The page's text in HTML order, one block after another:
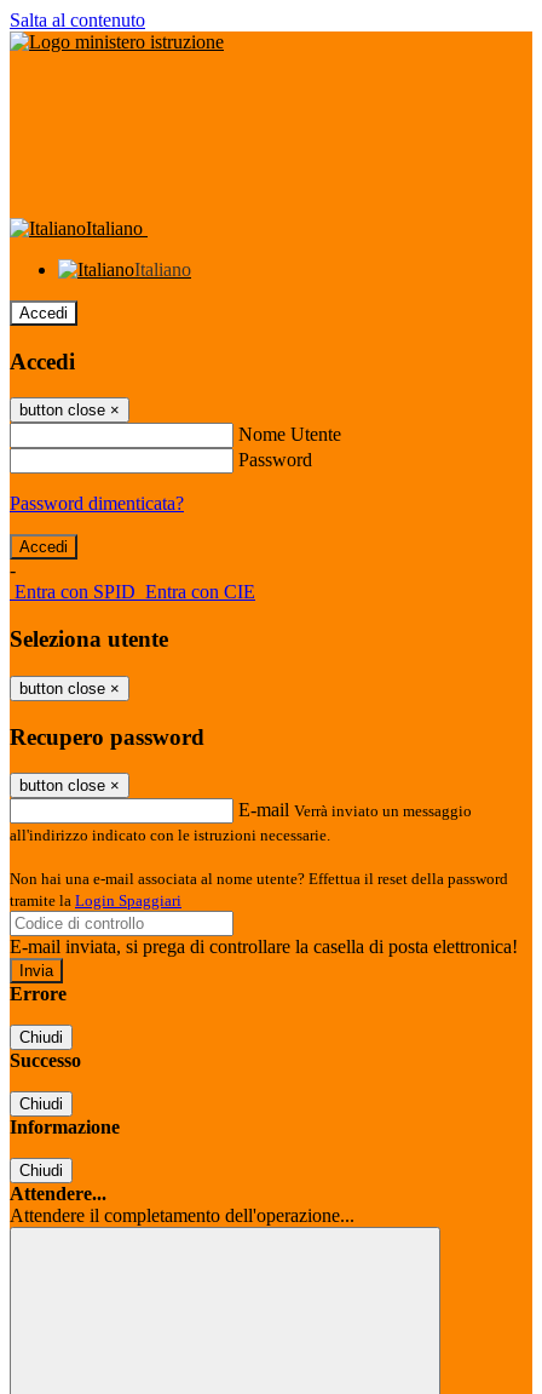
Salta al contenuto
Italiano
Italiano
Accedi
Accedi
button close ×
Nome Utente
Password
Password dimenticata?
-
Entra con SPID Entra con CIE
Seleziona utente
button close ×
Recupero password
button close ×
E-mail Verrà inviato un messaggio
all'indirizzo indicato con le istruzioni necessarie.
Non hai una e-mail associata al nome utente? Effettua il reset della password
tramite la Login Spaggiari
E-mail inviata, si prega di controllare la casella di posta elettronica!
Errore
Chiudi
Successo
Chiudi
Informazione
Chiudi
Attendere...
Attendere il completamento dell'operazione...